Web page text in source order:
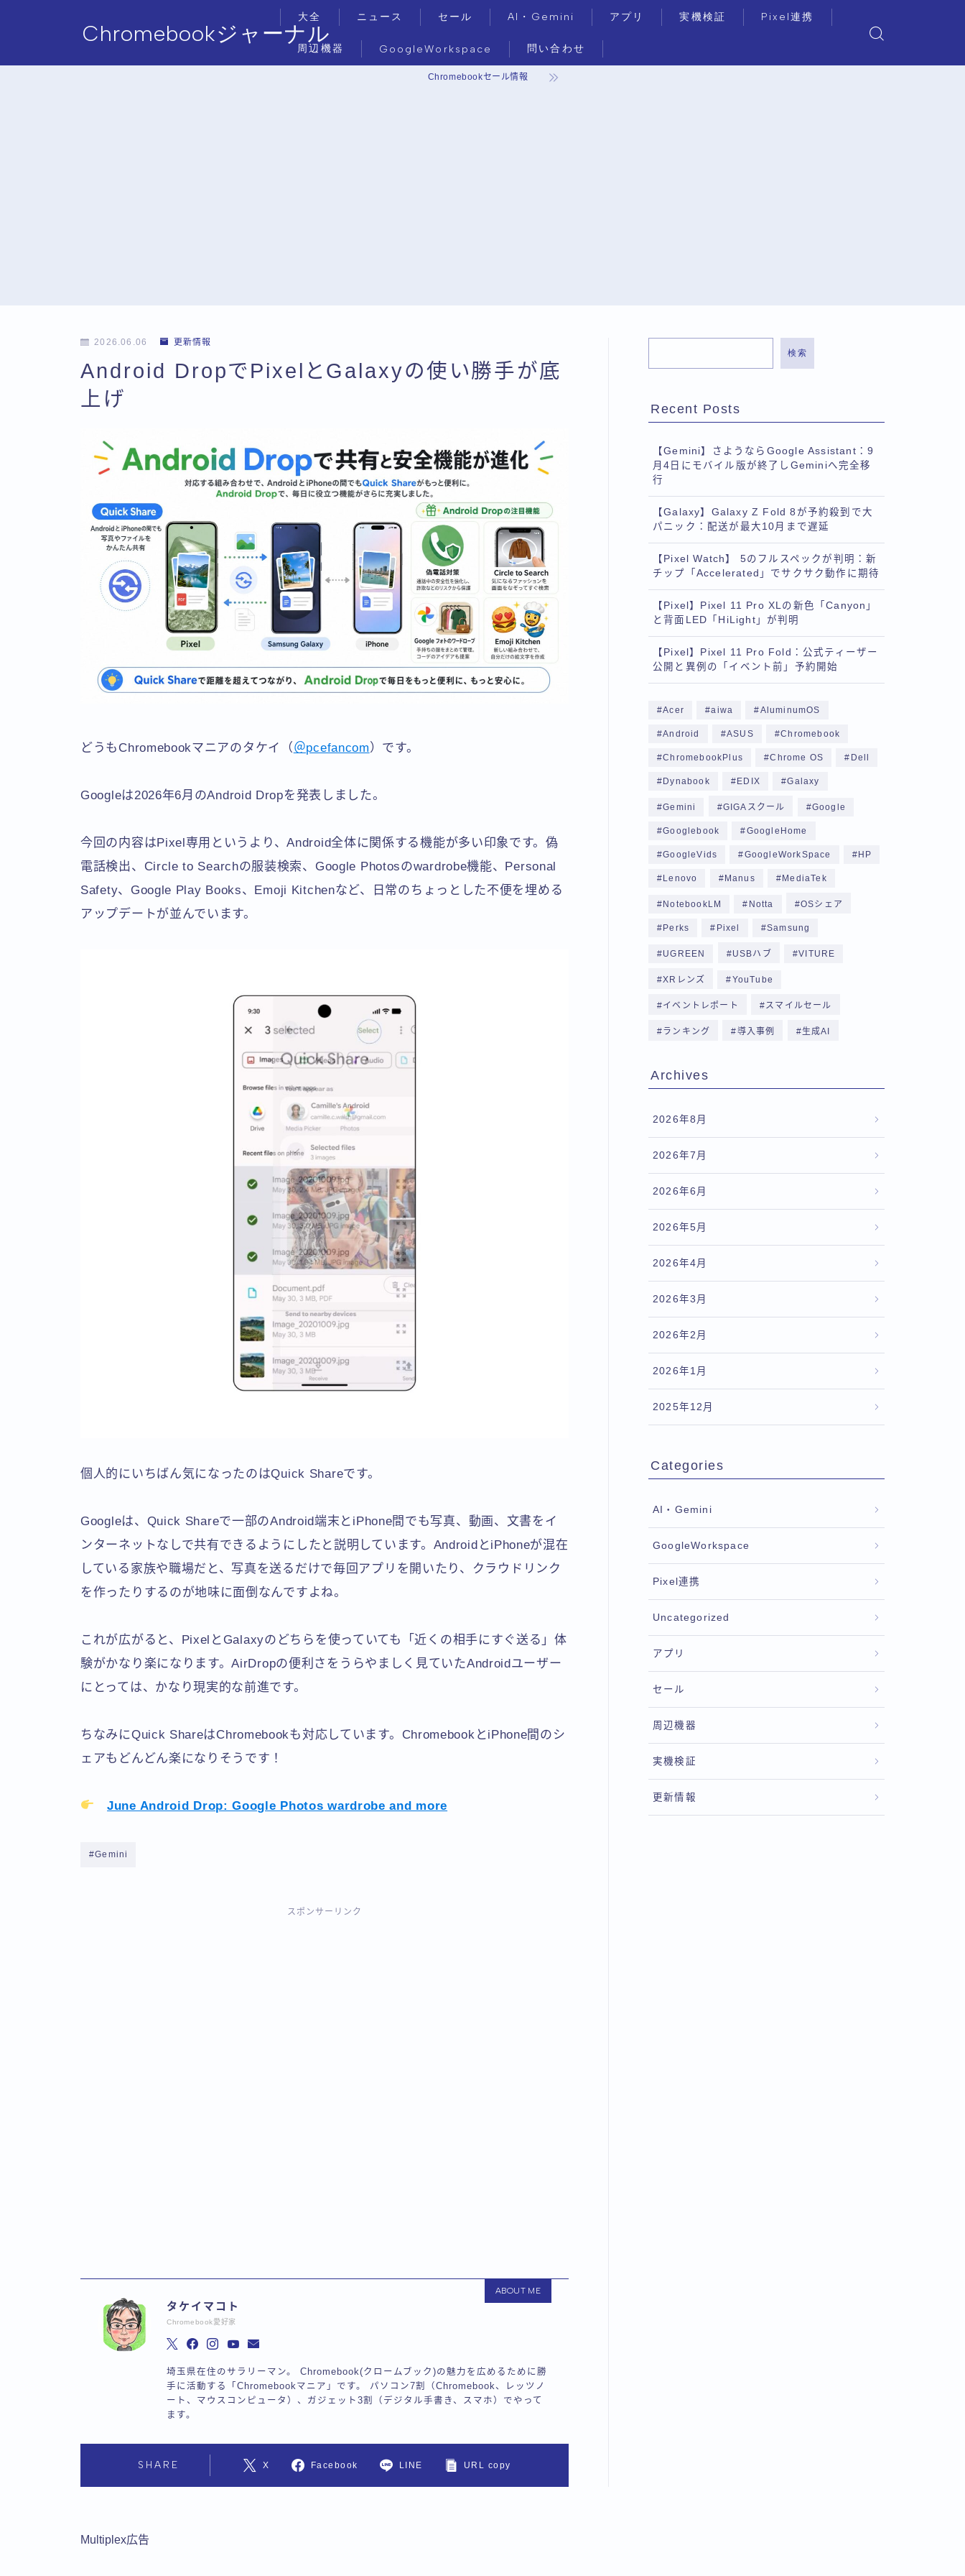
Chromebookジャーナル
大全 ニュース セール AI・Gemini アプリ 実機検証 Pixel連携
周辺機器 GoogleWorkspace 問い合わせ
Chromebookセール情報
2026.06.06 更新情報
Android DropでPixelとGalaxyの使い勝手が底
上げ
どうもChromebookマニアのタケイ（ ＠pcefancom ）です。
Googleは2026年6月のAndroid Dropを発表しました。
今回の内容はPixel専用というより、Android全体に関係する機能が多い印象です。偽
電話検出、Circle to Searchの服装検索、Google Photosのwardrobe機能、Personal
Safety、Google Play Books、Emoji Kitchenなど、日常のちょっとした不便を埋める
アップデートが並んでいます。
個人的にいちばん気になったのはQuick Shareです。
Googleは、Quick Shareで一部のAndroid端末とiPhone間でも写真、動画、文書をイ
ンターネットなしで共有できるようにしたと説明しています。AndroidとiPhoneが混在
している家族や職場だと、写真を送るだけで毎回アプリを開いたり、クラウドリンク
を作ったりするのが地味に面倒なんですよね。
これが広がると、PixelとGalaxyのどちらを使っていても「近くの相手にすぐ送る」体
験がかなり楽になります。AirDropの便利さをうらやましく見ていたAndroidユーザー
にとっては、かなり現実的な前進です。
ちなみにQuick ShareはChromebookも対応しています。ChromebookとiPhone間のシ
ェアもどんどん楽になりそうです！
June Android Drop: Google Photos wardrobe and more
#Gemini
スポンサーリンク
ABOUT ME
タケイマコト
Chromebook愛好家
埼玉県在住のサラリーマン。 Chromebook(クロームブック)の魅力を広めるために勝
手に活動する「Chromebookマニア」です。 パソコン7割（Chromebook、レッツノ
ート、マウスコンピュータ）、ガジェット3割（デジタル手書き、スマホ）でやって
ます。
SHARE X Facebook LINE URL copy
検索
Recent Posts
【Gemini】さようならGoogle Assistant：9
月4日にモバイル版が終了しGeminiへ完全移
行
【Galaxy】Galaxy Z Fold 8が予約殺到で大
パニック：配送が最大10月まで遅延
【Pixel Watch】 5のフルスペックが判明：新
チップ「Accelerated」でサクサク動作に期待
【Pixel】Pixel 11 Pro XLの新色「Canyon」
と背面LED「HiLight」が判明
【Pixel】Pixel 11 Pro Fold：公式ティーザー
公開と異例の「イベント前」予約開始
Acer aiwa AluminumOS
Android ASUS Chromebook
ChromebookPlus Chrome OS Dell
Dynabook EDIX Galaxy
Gemini GIGAスクール Google
Googlebook GoogleHome
GoogleVids GoogleWorkSpace HP
Lenovo Manus MediaTek
NotebookLM Notta OSシェア
Perks Pixel Samsung
UGREEN USBハブ VITURE
XRレンズ YouTube
イベントレポート スマイルセール
ランキング 導入事例 生成AI
Archives
2026年8月
2026年7月
2026年6月
2026年5月
2026年4月
2026年3月
2026年2月
2026年1月
2025年12月
Categories
AI・Gemini
GoogleWorkspace
Pixel連携
Uncategorized
アプリ
セール
周辺機器
実機検証
更新情報
Multiplex広告